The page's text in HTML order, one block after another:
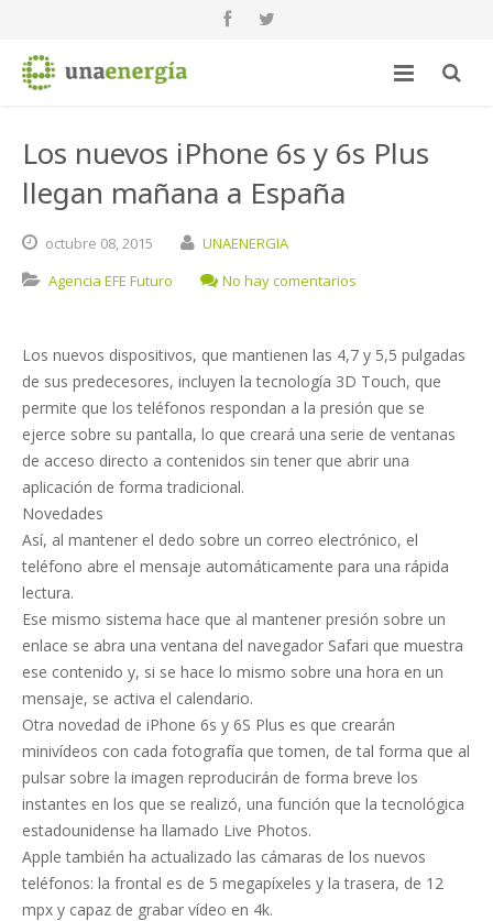
Los nuevos iPhone 6s y 6s Plus
llegan mañana a España
octubre 08,2015
UNAENERGIA
Agencia EFE Futuro
No hay comentarios
Los nuevos dispositivos, que mantienen las 4,7 y 5,5 pulgadas
de sus predecesores, incluyen la tecnología 3D Touch, que
permite que los teléfonos respondan a la presión que se
ejerce sobre su pantalla, lo que creará una serie de ventanas
de acceso directo a contenidos sin tener que abrir una
aplicación de forma tradicional.
Novedades
Así, al mantener el dedo sobre un correo electrónico, el
teléfono abre el mensaje automáticamente para una rápida
lectura.
Ese mismo sistema hace que al mantener presión sobre un
enlace se abra una ventana del navegador Safari que muestra
ese contenido y, si se hace lo mismo sobre una hora en un
mensaje, se activa el calendario.
Otra novedad de iPhone 6s y 6S Plus es que crearán
minivídeos con cada fotografía que tomen, de tal forma que al
pulsar sobre la imagen reproducirán de forma breve los
instantes en los que se realizó, una función que la tecnológica
estadounidense ha llamado Live Photos.
Apple también ha actualizado las cámaras de los nuevos
teléfonos: la frontal es de 5 megapíxeles y la trasera, de 12
mpx y capaz de grabar vídeo en 4k.